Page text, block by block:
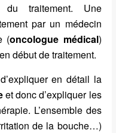
traitement. Une
par un médecin
(oncologue médical)
début de traitement.
en détail la
et donc d’expliquer les
L’ensemble des
de la bouche…)